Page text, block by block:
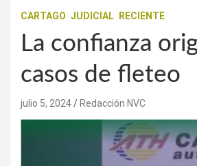
CARTAGO JUDICIAL RECIENTE
La confianza
casos de fleteo
julio 5, 2024 Redacción NVC